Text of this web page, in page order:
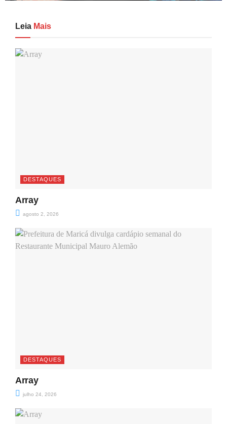
Leia Mais
DESTAQUES
Array
agosto 2, 2026
DESTAQUES
Array
julho 24, 2026